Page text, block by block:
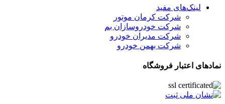
لینک‌های مفید
شرکت کرمان موتور
شرکت خودروسازان بم
شرکت مدیران خودرو
شرکت بهمن خودرو
نمادهای اعتبار فروشگاه